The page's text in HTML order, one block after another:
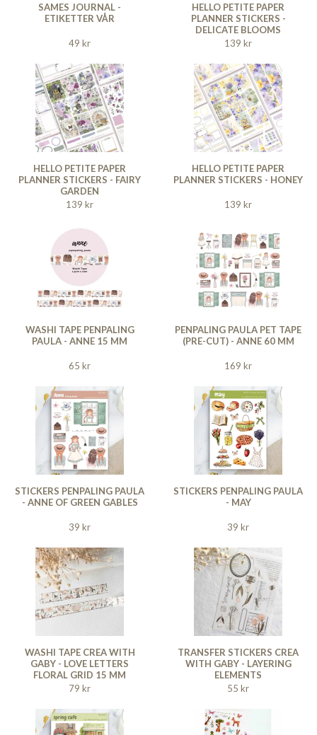
SAMES JOURNAL -
ETIKETTER VÅR
49 kr
HELLO PETITE PAPER
PLANNER STICKERS -
DELICATE BLOOMS
139 kr
HELLO PETITE PAPER
PLANNER STICKERS - FAIRY
GARDEN
139 kr
HELLO PETITE PAPER
PLANNER STICKERS - HONEY
139 kr
WASHI TAPE PENPALING
PAULA - ANNE 15 MM
65 kr
PENPALING PAULA PET TAPE
(PRE-CUT) - ANNE 60 MM
169 kr
STICKERS PENPALING PAULA
- ANNE OF GREEN GABLES
39 kr
STICKERS PENPALING PAULA
- MAY
39 kr
WASHI TAPE CREA WITH
GABY - LOVE LETTERS
FLORAL GRID 15 MM
79 kr
TRANSFER STICKERS CREA
WITH GABY - LAYERING
ELEMENTS
55 kr